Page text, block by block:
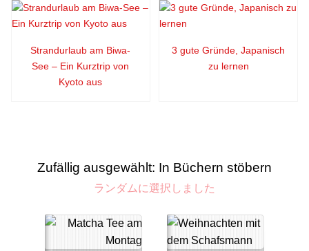
Strandurlaub am Biwa-
See – Ein Kurztrip von
Kyoto aus
3 gute Gründe, Japanisch
zu lernen
Zufällig ausgewählt: In Büchern stöbern
ランダムに選択しました